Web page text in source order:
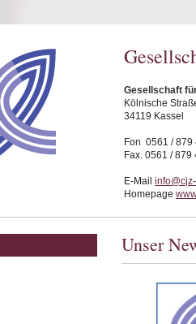
Gesellschaft
Kölnische
34119 Kassel
Fon 0561 / 879
Fax. 0561 / 879
E-Mail
Homepage
Unser